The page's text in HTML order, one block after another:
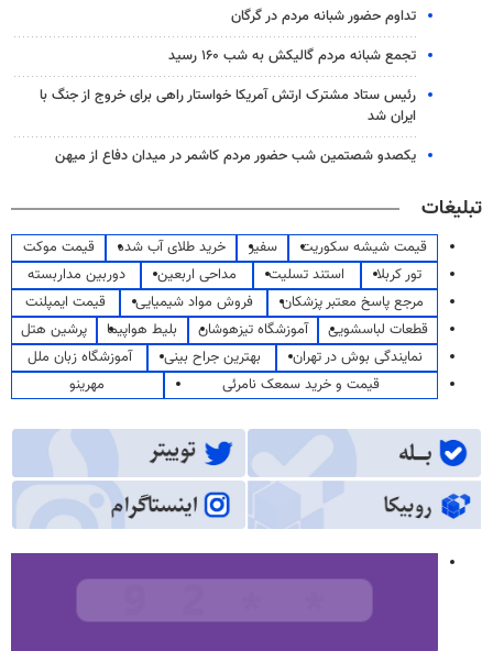
تداوم حضور شبانه مردم در گرگان
تجمع شبانه مردم گالیکش به شب ۱۶۰ رسید
رئیس ستاد مشترک ارتش آمریکا خواستار راهی برای خروج از جنگ با
ایران شد
یکصدو شصتمین شب حضور مردم کاشمر در میدان دفاع از میهن
تبلیغات
قیمت شیشه سکوریت سفیر خرید طلای آب شده
قیمت موکت
تور کربلا
استند تسلیت مداحی اربعین
دوربین مداربسته
مرجع پاسخ معتبر پزشکان
فروش مواد شیمیایی
قیمت ایمپلنت
قطعات لباسشویی
آموزشگاه تیزهوشان بلیط هواپیما
پرشین هتل
نمایندگی بوش در تهران
بهترین جراح بینی
آموزشگاه زبان ملل
قیمت و خرید سمعک نامرئی
مهرینو